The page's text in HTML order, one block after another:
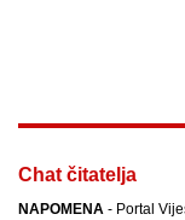
Chat čitatelja
NAPOMENA - Portal